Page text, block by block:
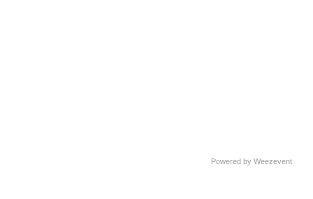
Powered by Weezevent